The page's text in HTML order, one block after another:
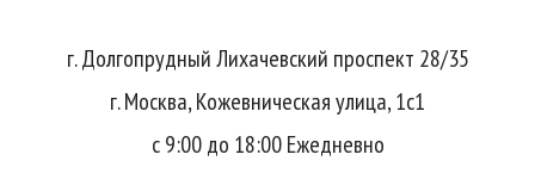
г. Долгопрудный Лихачевский проспект 28/35
г. Москва, Кожевническая улица, 1с1
с 9:00 до 18:00 Ежедневно